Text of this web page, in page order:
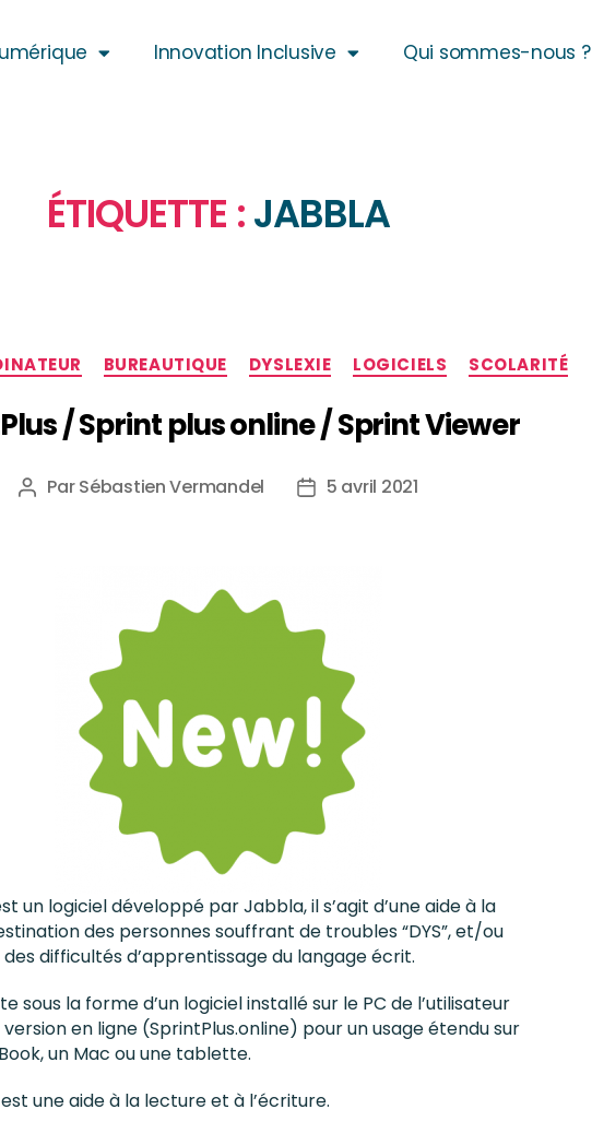
Innovation Inclusive Qui sommes-nous ?
ÉTIQUETTE :JABBLA
BUREAUTIQUE DYSLEXIE LOGICIELS SCOLARITÉ
/ Sprint plus online / Sprint Viewer
ParSébastien Vermandel 5 avril 2021
un logiciel développé par Jabbla, il s’agit d’une aide à la
des personnes souffrant de troubles “DYS”, et/ou
difficultés d’apprentissage du langage écrit.
sous la forme d’un logiciel installé sur le PC de l’utilisateur
version en ligne (SprintPlus.online) pour un usage étendu sur
un Mac ou une tablette.
est une aide à la lecture et à l’écriture.